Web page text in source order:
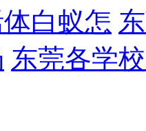
白蚁怎
东莞各学